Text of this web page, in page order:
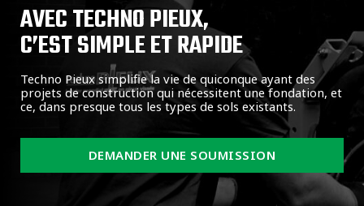
AVEC TECHNO PIEUX,
C’EST SIMPLE ET RAPIDE
Techno Pieux simplifie la vie de quiconque ayant des
projets de construction qui nécessitent une fondation, et
ce, dans presque tous les types de sols existants.
DEMANDER UNE SOUMISSION